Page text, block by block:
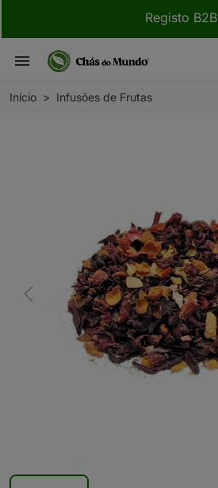
Registo B2B
menu
Início Infusões de Frutas
Previous